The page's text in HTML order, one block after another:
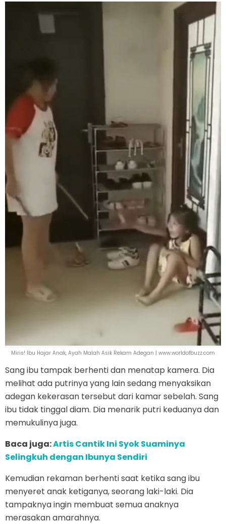
Miris! Ibu Hajar Anak, Ayah Malah Asik Rekam Adegan | www.worldofbuzz.com
Sang ibu tampak berhenti dan menatap kamera. Dia
melihat ada putrinya yang lain sedang menyaksikan
adegan kekerasan tersebut dari kamar sebelah. Sang
ibu tidak tinggal diam. Dia menarik putri keduanya dan
memukulinya juga.
Baca juga:Artis Cantik Ini Syok Suaminya
Selingkuh dengan Ibunya Sendiri
Kemudian rekaman berhenti saat ketika sang ibu
menyeret anak ketiganya, seorang laki-laki. Dia
tampaknya ingin membuat semua anaknya
merasakan amarahnya.